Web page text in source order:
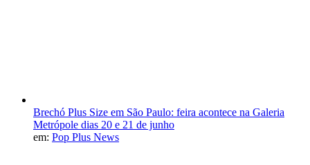
Brechó Plus Size em São Paulo: feira acontece na Galeria
Metrópole dias 20 e 21 de junho
em: Pop Plus News